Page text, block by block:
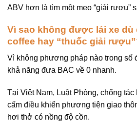
ABV hơn là tìm một mẹo “giải rượu”
Vì sao không được lái xe
coffee hay “thuốc giải
Vì không phương pháp nào trong số
khả năng đưa BAC về 0 nhanh.
Tại Việt Nam, Luật Phòng, chống
cấm điều khiển phương tiện giao
hơi thở có nồng độ cồn.